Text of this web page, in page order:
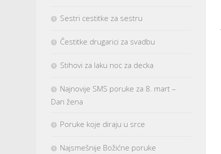
Sestri cestitke za sestru
Čestitke drugarici za svadbu
Stihovi za laku noc za decka
Najnovije SMS poruke za 8. mart –
Dan žena
Poruke koje diraju u srce
Najsmešnije Božićne poruke